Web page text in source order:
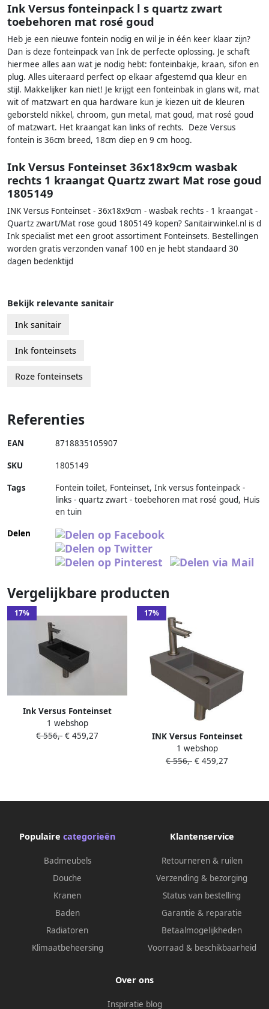
Ink Versus fonteinpack l s quartz zwart
toebehoren mat rosé goud
Heb je een nieuwe fontein nodig en wil je in één keer klaar zijn?
Dan is deze fonteinpack van Ink de perfecte oplossing. Je schaft
hiermee alles aan wat je nodig hebt: fonteinbakje, kraan, sifon en
plug. Alles uiteraard perfect op elkaar afgestemd qua kleur en
stijl. Makkelijker kan niet! Je krijgt een fonteinbak in glans wit, mat
wit of matzwart en qua hardware kun je kiezen uit de kleuren
geborsteld nikkel, chroom, gun metal, mat goud, mat rosé goud
of matzwart. Het kraangat kan links of rechts. Deze Versus
fontein is 36cm breed, 18cm diep en 9 cm hoog.
Ink Versus Fonteinset 36x18x9cm wasbak
rechts 1 kraangat Quartz zwart Mat rose goud
1805149
INK Versus Fonteinset - 36x18x9cm - wasbak rechts - 1 kraangat -
Quartz zwart/Mat rose goud 1805149 kopen? Sanitairwinkel.nl is d
Ink specialist met een groot assortiment Fonteinsets. Bestellingen
worden gratis verzonden vanaf 100 en je hebt standaard 30
dagen bedenktijd
Bekijk relevante sanitair
Ink sanitair
Ink fonteinsets
Roze fonteinsets
Referenties
EAN 8718835105907
SKU 1805149
Tags
Fontein toilet, Fonteinset, Ink versus fonteinpack -
links - quartz zwart - toebehoren mat rosé goud, Huis
en tuin
Delen
Vergelijkbare producten
17%
Ink Versus Fonteinset
36x18x9cm wasbak rechts 1
kraangat Quartz zwart metal
1 webshop
€ 556,- € 459,27
17%
INK Versus Fonteinset
36x18x9cm wasbak rechts 1
kraangat Quartz beton
1 webshop
€ 556,- € 459,27
Populaire categorieën
Badmeubels
Douche
Kranen
Baden
Radiatoren
Klimaatbeheersing
Klantenservice
Retourneren & ruilen
Verzending & bezorging
Status van bestelling
Garantie & reparatie
Betaalmogelijkheden
Voorraad & beschikbaarheid
Over ons
Inspiratie blog